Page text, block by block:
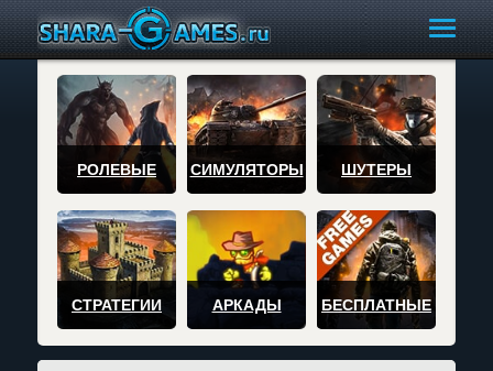
РОЛЕВЫЕ СИМУЛЯТОРЫ ШУТЕРЫ
СТРАТЕГИИ АРКАДЫ БЕСПЛАТНЫЕ